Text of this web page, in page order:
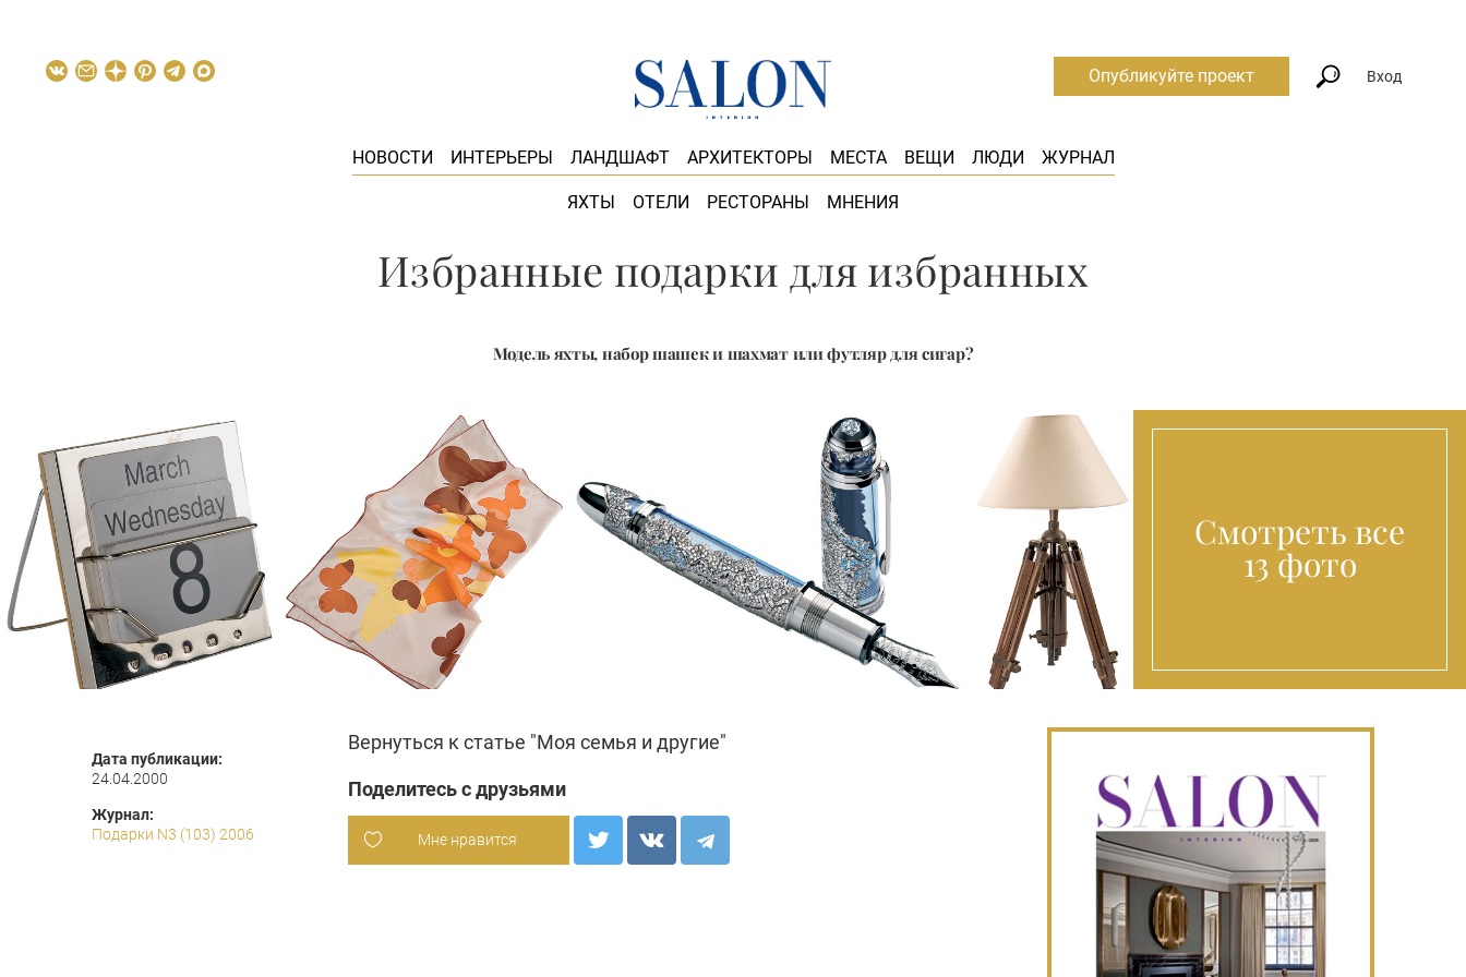
НОВОСТИ ИНТЕРЬЕРЫ ЛАНДШАФТ АРХИТЕКТОРЫ МЕСТА ВЕЩИ ЛЮДИ ЖУРНАЛ
ЯХТЫ ОТЕЛИ РЕСТОРАНЫ МНЕНИЯ
Опубликуйте проект Вход
Избранные подарки для избранных
Модель яхты, набор шашек и шахмат или футляр для сигар?
Смотреть все
13 фото
Дата публикации:
24.04.2000
Журнал:
Подарки N3 (103) 2006
Вернуться к статье "Моя семья и другие"
Поделитесь с друзьями
Мне нравится